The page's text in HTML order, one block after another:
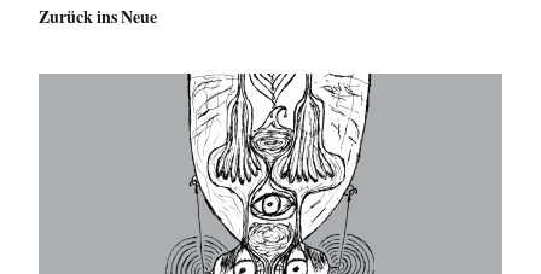
Zurück ins Neue